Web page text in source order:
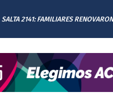
SALTA 2141: FAMILIARES